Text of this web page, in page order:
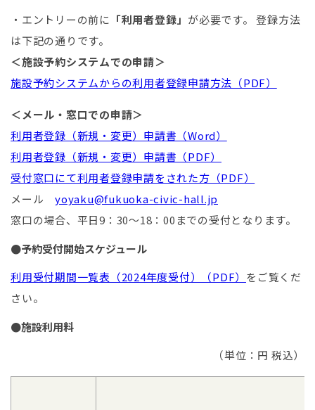
・エントリーの前に 「利用者登録」 が必要です。 登録方法
は下記の通りです。
＜施設予約システムでの申請＞
施設予約システムからの利用者登録申請方法（PDF）
＜メール・窓口での申請＞
利用者登録（新規・変更）申請書（Word）
利用者登録（新規・変更）申請書（PDF）
受付窓口にて利用者登録申請をされた方（PDF）
メール yoyaku@fukuoka-civic-hall.jp
窓口の場合、平日9：30～18：00までの受付となります。
●予約受付開始スケジュール
利用受付期間一覧表（2024年度受付）（PDF） をご覧くだ
さい。
●施設利用料
（単位：円 税込）